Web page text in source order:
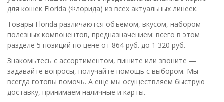
для кошек Florida (Флорида) из всех актуальных линеек.
Товары Florida различаются объемом, вкусом, набором
полезных компонентов, предназначением: всего в этом
разделе 5 позиций по цене от 864 руб. до 1 320 руб.
Знакомьтесь с ассортиментом, пишите или звоните —
задавайте вопросы, получайте помощь с выбором. Мы
всегда готовы помочь. А еще мы осуществляем быструю
доставку, принимаем наличные и карты.